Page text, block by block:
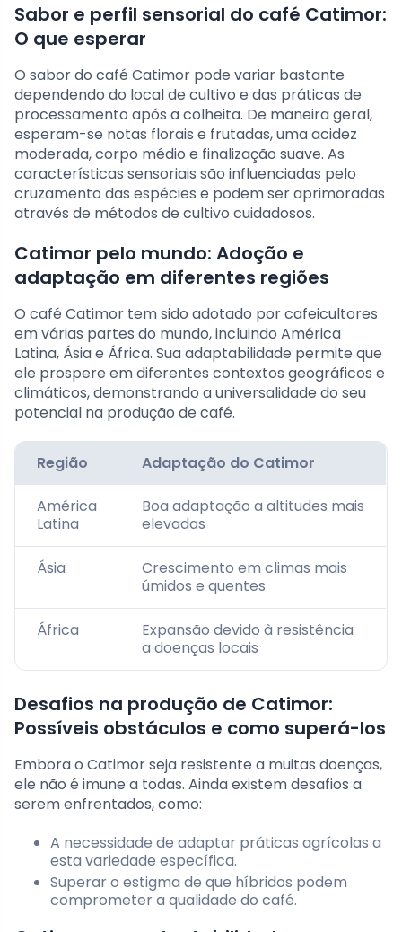
Sabor e perfil sensorial do café Catimor:
O que esperar
O sabor do café Catimor pode variar bastante
dependendo do local de cultivo e das práticas de
processamento após a colheita. De maneira geral,
esperam-se notas florais e frutadas, uma acidez
moderada, corpo médio e finalização suave. As
características sensoriais são influenciadas pelo
cruzamento das espécies e podem ser aprimoradas
através de métodos de cultivo cuidadosos.
Catimor pelo mundo: Adoção e
adaptação em diferentes regiões
O café Catimor tem sido adotado por cafeicultores
em várias partes do mundo, incluindo América
Latina, Ásia e África. Sua adaptabilidade permite que
ele prospere em diferentes contextos geográficos e
climáticos, demonstrando a universalidade do seu
potencial na produção de café.
Região Adaptação do Catimor
América
Latina
Boa adaptação a altitudes mais
elevadas
Ásia
Crescimento em climas mais
úmidos e quentes
África
Expansão devido à resistência
a doenças locais
Desafios na produção de Catimor:
Possíveis obstáculos e como superá-los
Embora o Catimor seja resistente a muitas doenças,
ele não é imune a todas. Ainda existem desafios a
serem enfrentados, como:
A necessidade de adaptar práticas agrícolas a
esta variedade específica.
Superar o estigma de que híbridos podem
comprometer a qualidade do café.